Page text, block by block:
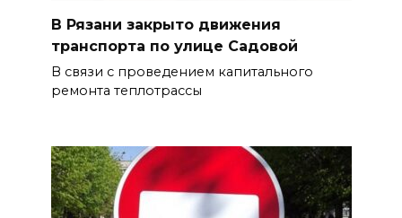
В Рязани закрыто движения
транспорта по улице Садовой
В связи с проведением капитального
ремонта теплотрассы